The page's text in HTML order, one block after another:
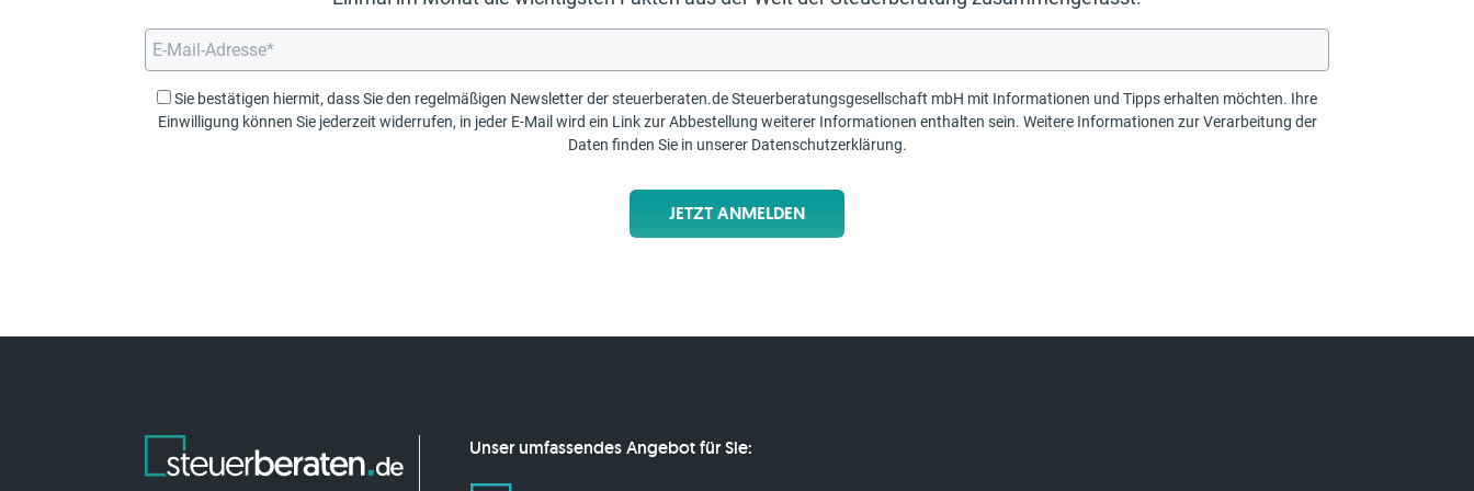
Sie bestätigen hiermit, dass Sie den regelmäßigen Newsletter der steuerberaten.de Steuerberatungsgesellschaft mbH mit Informationen und Tipps erhalten möchten. Ihre
Einwilligung können Sie jederzeit widerrufen, in jeder E-Mail wird ein Link zur Abbestellung weiterer Informationen enthalten sein. Weitere Informationen zur Verarbeitung der
Daten finden Sie in unserer Datenschutzerklärung.
JETZT ANMELDEN
Unser umfassendes Angebot für Sie: